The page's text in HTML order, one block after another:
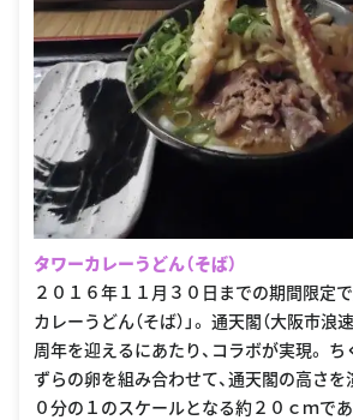
タワーカレーうどん（そば）
２０１６年１１月３０日までの期間限定
カレーうどん（そば）」。 通天閣（大阪市浪
周年を迎えるにあたり、コラボが実現。 ち
ずらの卵を組み合わせて、通天閣の高さを
０分の１のスケールとなる約２０ｃｍで